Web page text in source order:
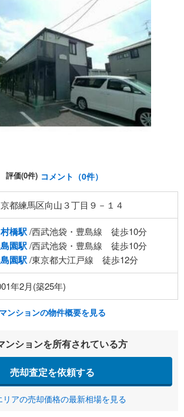
評価(0件) コメント（0件）
都練馬区向山３丁目９－１４
橋駅/西武池袋・豊島線 徒歩10分
園駅/西武池袋・豊島線 徒歩10分
園駅/東京都大江戸線 徒歩12分
年2月(築25年)
マンションの物件概要を見る
ンションを所有されている方
売却査定を依頼する
リアの売却価格の最新相場を見る